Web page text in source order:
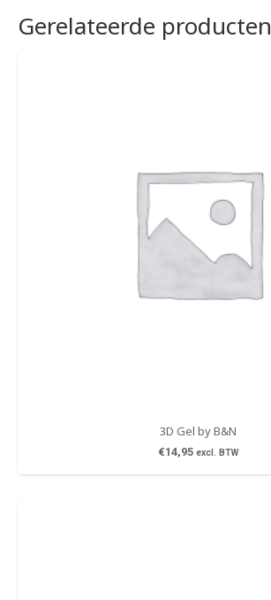
Gerelateerde producten
3D Gel by B&N
€14,95 excl. BTW